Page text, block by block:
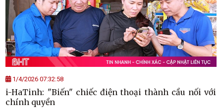
1/4/2026 07:32:58
i-HaTinh: "Biến" chiếc điện thoại thành cầu nối với
chính quyền